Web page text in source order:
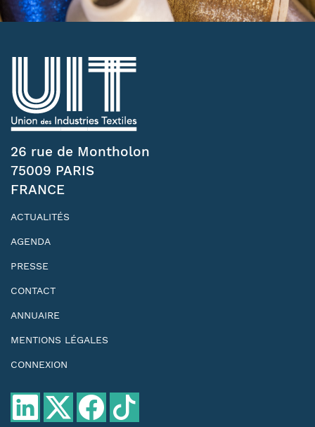
26 rue de Montholon
75009 PARIS
FRANCE
ACTUALITÉS
AGENDA
PRESSE
CONTACT
ANNUAIRE
MENTIONS LÉGALES
CONNEXION